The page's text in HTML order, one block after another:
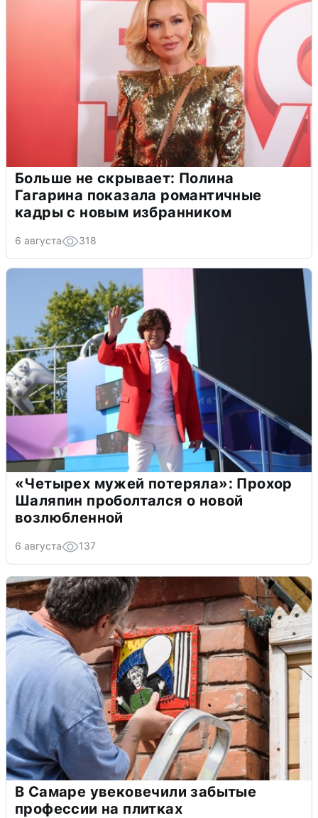
Больше не скрывает: Полина
Гагарина показала романтичные
кадры с новым избранником
6 августа 318
«Четырех мужей потеряла»: Прохор
Шаляпин проболтался о новой
возлюбленной
6 августа 137
В Самаре увековечили забытые
профессии на плитках